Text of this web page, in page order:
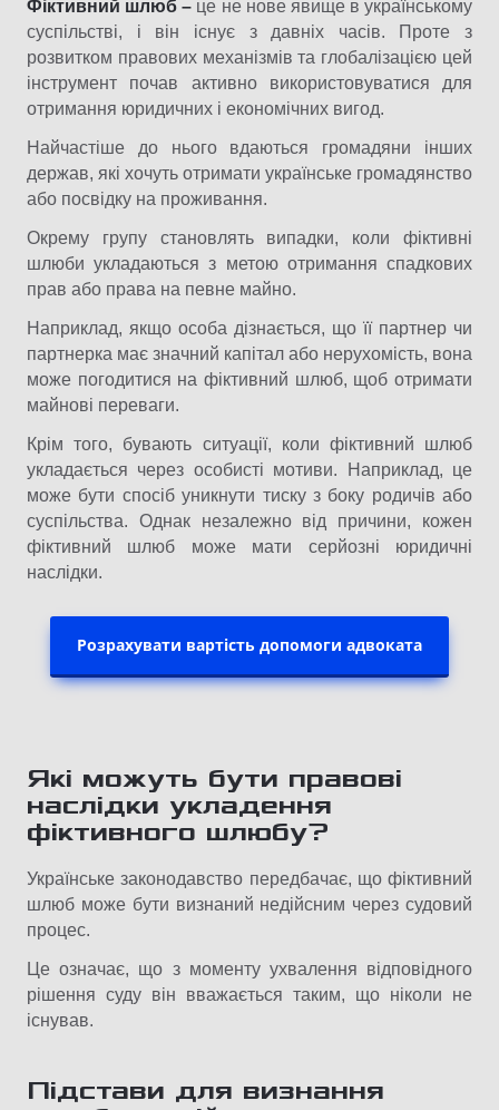
Фіктивний шлюб – це не нове явище в українському
суспільстві, і він існує з давніх часів. Проте з
розвитком правових механізмів та глобалізацією цей
інструмент почав активно використовуватися для
отримання юридичних і економічних вигод.
Найчастіше до нього вдаються громадяни інших
держав, які хочуть отримати українське громадянство
або посвідку на проживання.
Окрему групу становлять випадки, коли фіктивні
шлюби укладаються з метою отримання спадкових
прав або права на певне майно.
Наприклад, якщо особа дізнається, що її партнер чи
партнерка має значний капітал або нерухомість, вона
може погодитися на фіктивний шлюб, щоб отримати
майнові переваги.
Крім того, бувають ситуації, коли фіктивний шлюб
укладається через особисті мотиви. Наприклад, це
може бути спосіб уникнути тиску з боку родичів або
суспільства. Однак незалежно від причини, кожен
фіктивний шлюб може мати серйозні юридичні
наслідки.
Розрахувати вартість допомоги адвоката
Які можуть бути правові
наслідки укладення
фіктивного шлюбу?
Українське законодавство передбачає, що фіктивний
шлюб може бути визнаний недійсним через судовий
процес.
Це означає, що з моменту ухвалення відповідного
рішення суду він вважається таким, що ніколи не
існував.
Підстави для визнання